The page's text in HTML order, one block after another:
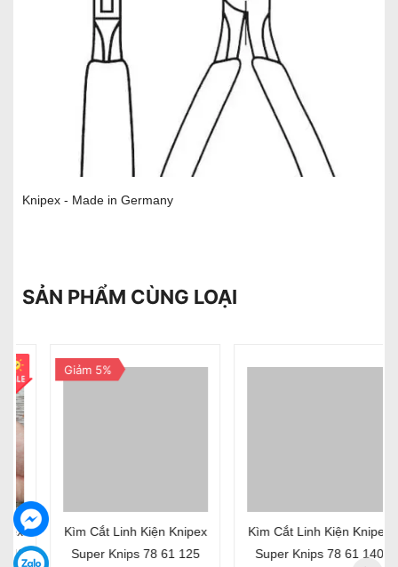
Knipex - Made in Germany
SẢN PHẨM CÙNG LOẠI
Giảm 5%
Kìm Cắt Linh Kiện Knipex
Super Knips 78 61 125
Kìm Cắt Linh Kiện Knipex
Super Knips 78 61 140